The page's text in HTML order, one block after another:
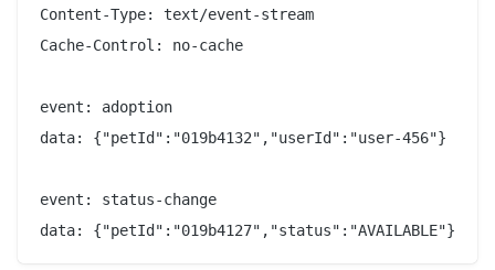
Content-Type: text/event-stream
Cache-Control: no-cache
event: adoption
data: {"petId":"019b4132","userId":"user-456"}
event: status-change